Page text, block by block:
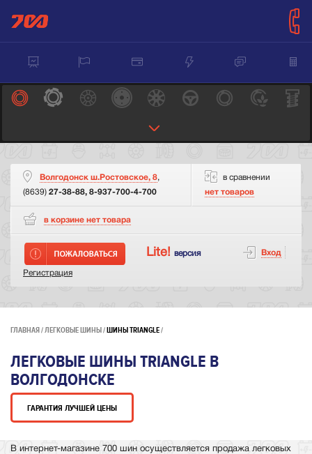
Волгодонск ш.Ростовское, 8,
(8639) 27-38-88, 8-937-700-4-700
в сравнении
нет товаров
в корзине нет товара
Lite! версия Вход
Регистрация
ГЛАВНАЯ ЛЕГКОВЫЕ ШИНЫ ШИНЫ TRIANGLE
ЛЕГКОВЫЕ ШИНЫ TRIANGLE В
ВОЛГОДОНСКЕ
ГАРАНТИЯ ЛУЧШЕЙ ЦЕНЫ
В интернет-магазине 700 шин осуществляется продажа легковых